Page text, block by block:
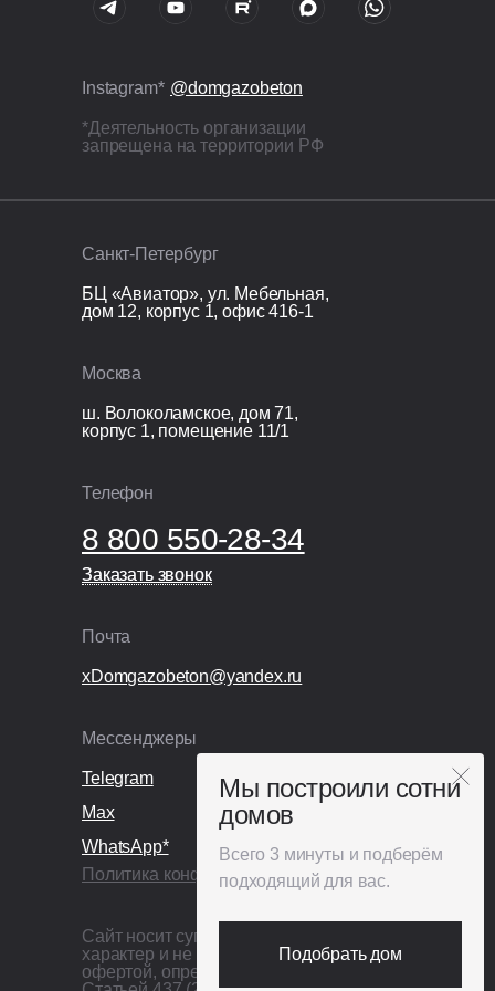
армирование стержнями Ø12 мм;
ЭППС + доборный блок для
исключения мостиков холода.
Кровля
Перекрытие кровли: монолитная
Технический надзор;
Раздельный сбор и вывоз мусора;
Покупка и установка бытовки.
БЦ «Авиатор», ул. Мебельная,
дом 12, корпус 1, офис 416-1
xDomgazobeton@yandex.ru
Почта
Мессенджеры
Telegram
WhatsApp*
Max
Санкт-Петербург
Instagram* @domgazobeton
ш. Волоколамское, дом 71,
корпус 1, помещение 11/1
8 800 550-28-34
Москва
Политика конфиденциальности
*Деятельность организации
запрещена на территории РФ
Сайт носит сугубо информационный
характер и не является публичной
офертой, определяемой
Заказать звонок
Заказать звонок
Телефон
Всего 3 минуты и подберём
подходящий для вас.
Мы построили сотни
домов
Подобрать дом